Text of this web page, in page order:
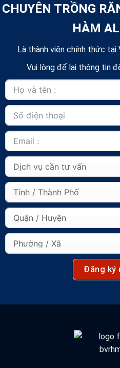
CHUYÊN TRỒNG
HÀM
Là thành viên chính thức tại
Vui lòng để lại thông tin
Đăng ký